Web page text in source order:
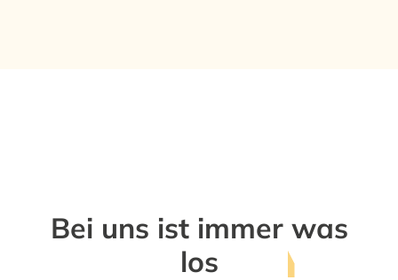
Bei uns ist immer was
los